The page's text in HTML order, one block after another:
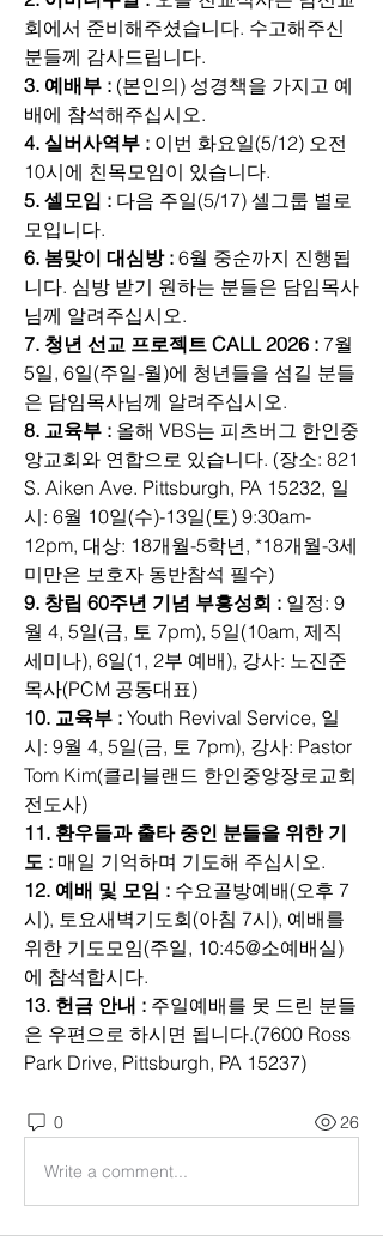
회에서 준비해주셨습니다. 수고해주신
분들께 감사드립니다.
3. 예배부 : (본인의) 성경책을 가지고 예
배에 참석해주십시오.
4. 실버사역부 : 이번 화요일(5/12) 오전
10시에 친목모임이 있습니다.
5. 셀모임 : 다음 주일(5/17) 셀그룹 별로
모입니다.
6. 봄맞이 대심방 : 6월 중순까지 진행됩
니다. 심방 받기 원하는 분들은 담임목사
님께 알려주십시오.
7. 청년 선교 프로젝트 CALL 2026 : 7월
5일, 6일(주일-월)에 청년들을 섬길 분들
은 담임목사님께 알려주십시오.
8. 교육부 : 올해 VBS는 피츠버그 한인중
앙교회와 연합으로 있습니다. (장소: 821
S. Aiken Ave. Pittsburgh, PA 15232, 일
시: 6월 10일(수)-13일(토) 9:30am-
12pm, 대상: 18개월-5학년, *18개월-3세
미만은 보호자 동반참석 필수)
9. 창립 60주년 기념 부흥성회 : 일정: 9
월 4, 5일(금, 토 7pm), 5일(10am, 제직
세미나), 6일(1, 2부 예배), 강사: 노진준
목사(PCM 공동대표)
10. 교육부 : Youth Revival Service, 일
시: 9월 4, 5일(금, 토 7pm), 강사: Pastor
Tom Kim(클리블랜드 한인중앙장로교회
전도사)
11. 환우들과 출타 중인 분들을 위한 기
도 : 매일 기억하며 기도해 주십시오.
12. 예배 및 모임 : 수요골방예배(오후 7
시), 토요새벽기도회(아침 7시), 예배를
위한 기도모임(주일, 10:45@소예배실)
에 참석합시다.
13. 헌금 안내 : 주일예배를 못 드린 분들
은 우편으로 하시면 됩니다.(7600 Ross
Park Drive, Pittsburgh, PA 15237)
0 26
Write a comment...